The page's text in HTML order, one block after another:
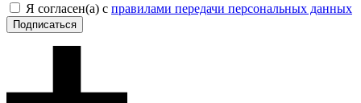
Я согласен(а) с правилами передачи персональных данных
Подписаться